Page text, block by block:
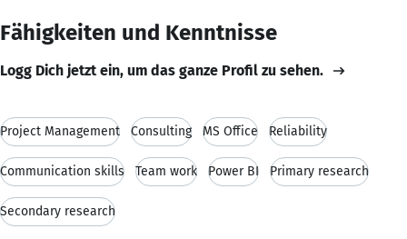
Fähigkeiten und Kenntnisse
Logg Dich jetzt ein, um das ganze Profil zu sehen.
Project Management Consulting MS Office Reliability
Communication skills Team work Power BI Primary research
Secondary research